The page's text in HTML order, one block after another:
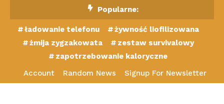
Content
Popularne:
ładowanie telefonu
żywność liofilizowana
żmija zygzakowata
zestaw survivalowy
zapotrzebowanie kaloryczne
Account
Random News Signup For Newsletter